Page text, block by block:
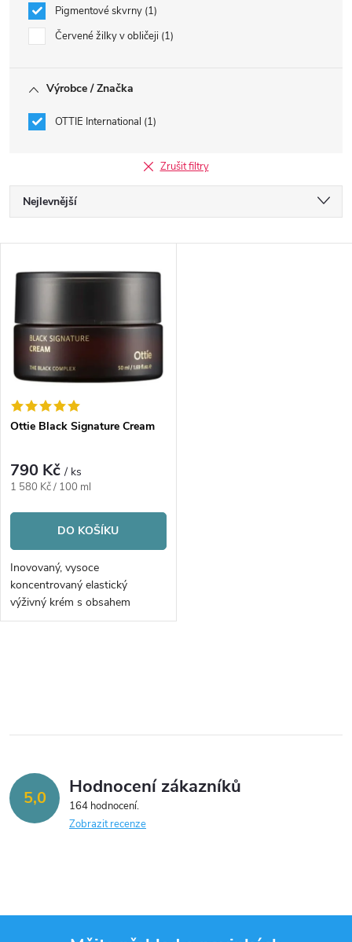
Pigmentové skvrny 1
Červené žilky v obličeji 1
Výrobce / Značka
OTTIE International 1
Zrušit filtry
Ř
a
z
e
n
í
p
r
o
d
u
k
Nejlevnější
V
ý
p
i
s
p
r
o
d
u
ů
Ottie Black Signature Cream
790 Kč/ ks
Měrná
1 580 Kč / 100 ml
DO KOŠÍKU
Inovovaný, vysoce
koncentrovaný elastický
výživný krém s obsahem
hlemýždího sekretu - 50ml
l
d
a
p
5,0 Hodnocení zákazníků
164 hodnocení
Zobrazit recenze